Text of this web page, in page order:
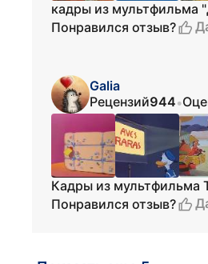
кадры из мультфильма
Понравился отзыв?
Galia
Рецензий944•
Кадры из мультфильма
Понравился отзыв?